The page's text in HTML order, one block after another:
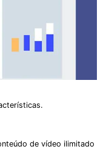
de vídeo ilimitado